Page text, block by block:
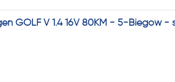
GOLF V 1.4 16V 80KM - 5-Biegów -